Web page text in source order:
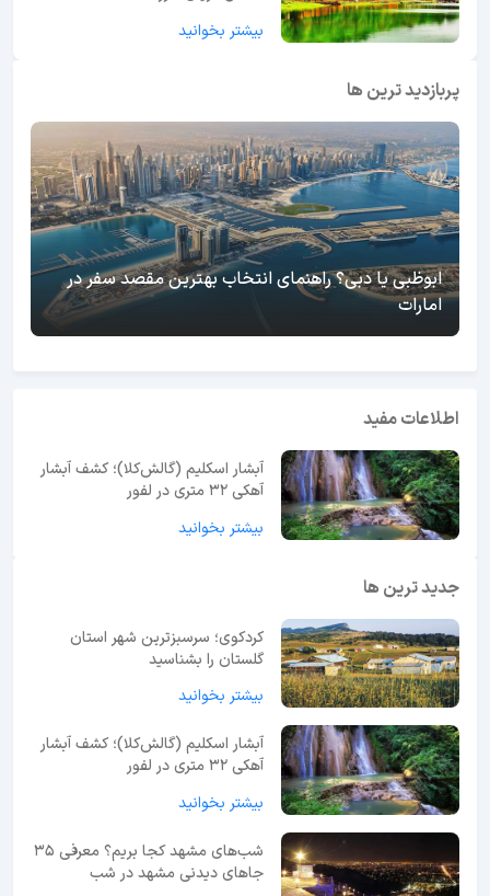
بیشتر بخوانید
پربازدید ترین ها
ابوظبی یا دبی؟ راهنمای انتخاب بهترین مقصد سفر در
امارات
اطلاعات مفید
آبشار اسکلیم (گالش‌کلا)؛ کشف آبشار
آهکی ۳۲ متری در لفور
بیشتر بخوانید
جدید ترین ها
کردکوی؛ سرسبزترین شهر استان
گلستان را بشناسید
بیشتر بخوانید
آبشار اسکلیم (گالش‌کلا)؛ کشف آبشار
آهکی ۳۲ متری در لفور
بیشتر بخوانید
شب‌های مشهد کجا بریم؟ معرفی 35
جاهای دیدنی مشهد در شب